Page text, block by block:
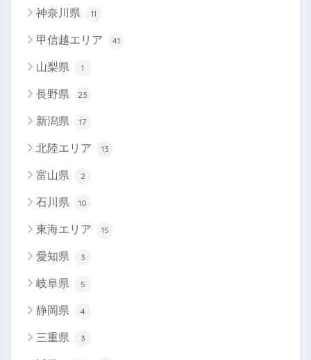
神奈川県 11
甲信越エリア 41
山梨県 1
長野県 23
新潟県 17
北陸エリア 13
富山県 2
石川県 10
東海エリア 15
愛知県 3
岐阜県 5
静岡県 4
三重県 3